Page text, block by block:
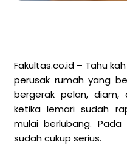
Fakultas.co.id – Tahu
perusak rumah yang
bergerak pelan, diam,
ketika lemari sudah
mulai berlubang.
sudah cukup serius.